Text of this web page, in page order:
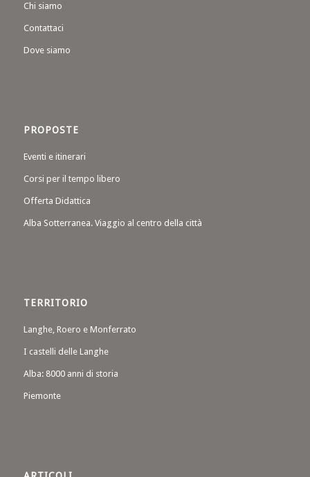
Chi siamo
Contattaci
Dove siamo
PROPOSTE
Eventi e itinerari
Corsi per il tempo libero
Offerta Didattica
Alba Sotterranea. Viaggio al centro della città
TERRITORIO
Langhe, Roero e Monferrato
I castelli delle Langhe
Alba: 8000 anni di storia
Piemonte